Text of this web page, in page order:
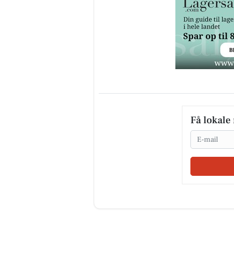
Få lokale
Email